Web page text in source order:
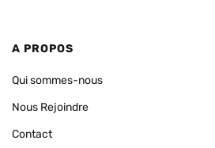
A PROPOS
Qui sommes-nous
Nous Rejoindre
Contact